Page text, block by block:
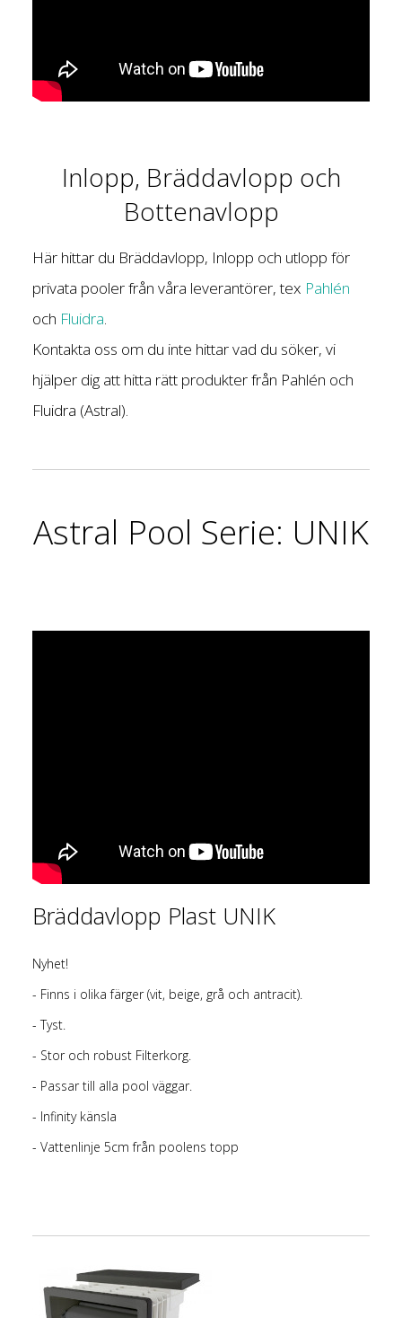
Inlopp, Bräddavlopp och
Bottenavlopp
Här hittar du Bräddavlopp, Inlopp och utlopp för
privata pooler från våra leverantörer, tex Pahlén
och Fluidra.
Kontakta oss om du inte hittar vad du söker, vi
hjälper dig att hitta rätt produkter från Pahlén och
Fluidra (Astral).
Astral Pool Serie: UNIK
Bräddavlopp Plast UNIK
Nyhet!
- Finns i olika färger (vit, beige, grå och antracit).
- Tyst.
- Stor och robust Filterkorg.
- Passar till alla pool väggar.
- Infinity känsla
- Vattenlinje 5cm från poolens topp